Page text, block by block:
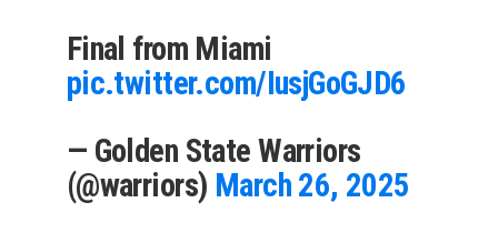
Final from Miami
pic.twitter.com/IusjGoGJD6
— Golden State Warriors
(@warriors) March 26, 2025